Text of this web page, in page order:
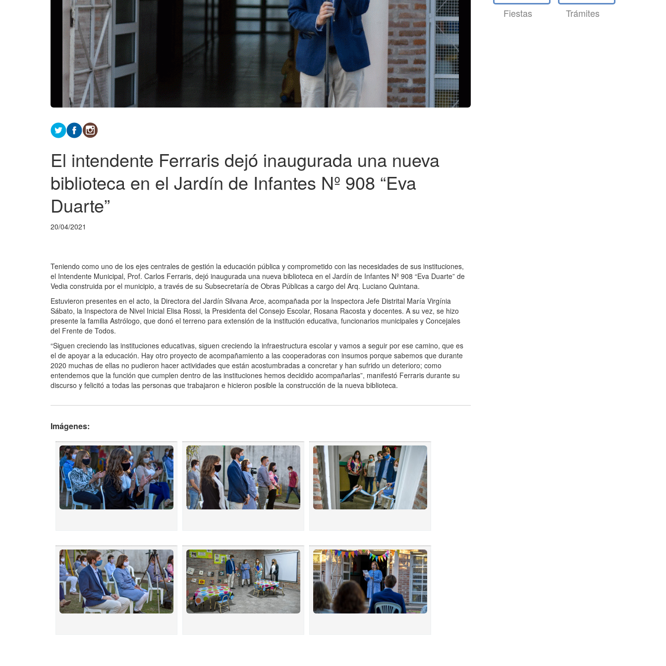
El intendente Ferraris dejó inaugurada una nueva
biblioteca en el Jardín de Infantes Nº 908 “Eva
Duarte”
20/04/2021
Teniendo como uno de los ejes centrales de gestión la educación pública y comprometido con las necesidades de sus instituciones,
el Intendente Municipal, Prof. Carlos Ferraris, dejó inaugurada una nueva biblioteca en el Jardín de Infantes Nº 908 “Eva Duarte” de
Vedia construida por el municipio, a través de su Subsecretaría de Obras Públicas a cargo del Arq. Luciano Quintana.
Estuvieron presentes en el acto, la Directora del Jardín Silvana Arce, acompañada por la Inspectora Jefe Distrital María Virgínia
Sábato, la Inspectora de Nivel Inicial Elisa Rossi, la Presidenta del Consejo Escolar, Rosana Racosta y docentes. A su vez, se hizo
presente la familia Astrólogo, que donó el terreno para extensión de la institución educativa, funcionarios municipales y Concejales
del Frente de Todos.
“Siguen creciendo las instituciones educativas, siguen creciendo la infraestructura escolar y vamos a seguir por ese camino, que es
el de apoyar a la educación. Hay otro proyecto de acompañamiento a las cooperadoras con insumos porque sabemos que durante
2020 muchas de ellas no pudieron hacer actividades que están acostumbradas a concretar y han sufrido un deterioro; como
entendemos que la función que cumplen dentro de las instituciones hemos decidido acompañarlas”, manifestó Ferraris durante su
discurso y felicitó a todas las personas que trabajaron e hicieron posible la construcción de la nueva biblioteca.
Imágenes:
Fiestas Trámites